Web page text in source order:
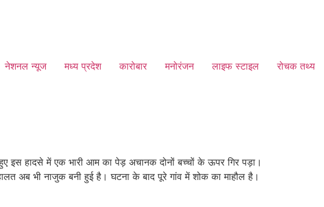
नेशनल न्यूज मध्य प्रदेश कारोबार मनोरंजन लाइफ स्टाइल रोचक तथ्य
इस हादसे में एक भारी आम का पेड़ अचानक दोनों बच्चों के ऊपर गिर पड़ा।
अब भी नाजुक बनी हुई है। घटना के बाद पूरे गांव में शोक का माहौल है।